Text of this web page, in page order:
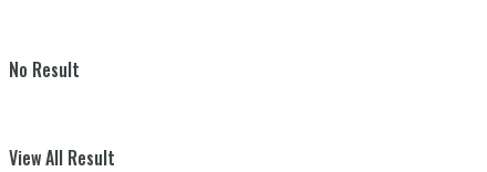
No Result
View All Result